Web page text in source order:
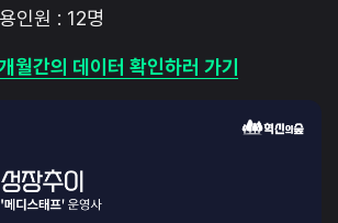
인원 : 12명
월간의 데이터 확인하러 가기